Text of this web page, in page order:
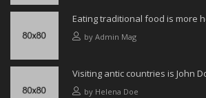
Eating traditional food is more
by Admin Mag
Visiting antic countries is John
by Helena Doe